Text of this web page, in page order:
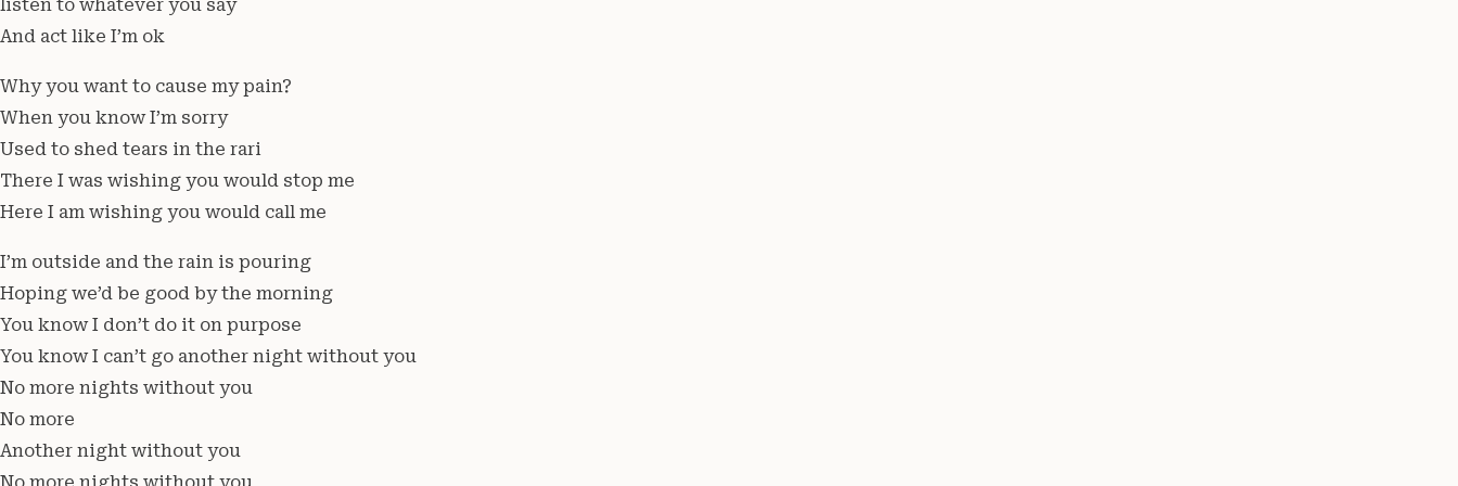
listen to whatever you say
And act like I’m ok
Why you want to cause my pain?
When you know I’m sorry
Used to shed tears in the rari
There I was wishing you would stop me
Here I am wishing you would call me
I’m outside and the rain is pouring
Hoping we’d be good by the morning
You know I don’t do it on purpose
You know I can’t go another night without you
No more nights without you
No more
Another night without you